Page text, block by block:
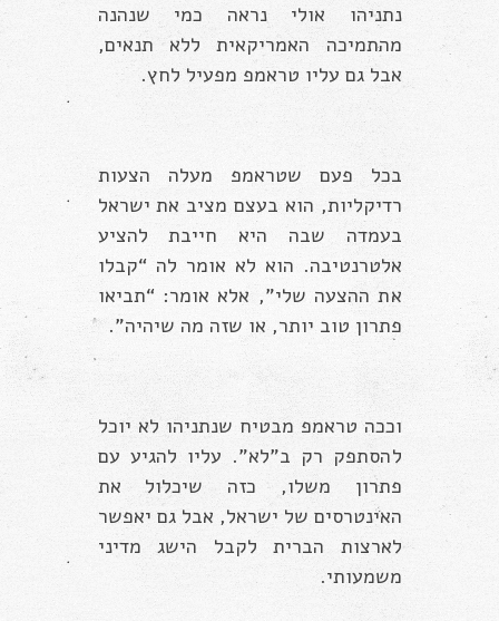
נתניהו אולי נראה כמי שנהנה
מהתמיכה האמריקאית ללא תנאים,
אבל גם עליו טראמפ מפעיל לחץ.
בכל פעם שטראמפ מעלה הצעות
רדיקליות, הוא בעצם מציב את ישראל
בעמדה שבה היא חייבת להציע
אלטרנטיבה. הוא לא אומר לה “קבלו
את ההצעה שלי”, אלא אומר: “תביאו
פתרון טוב יותר, או שזה מה שיהיה”.
וככה טראמפ מבטיח שנתניהו לא יוכל
להסתפק רק ב”לא”. עליו להגיע עם
פתרון משלו, כזה שיכלול את
האינטרסים של ישראל, אבל גם יאפשר
לארצות הברית לקבל הישג מדיני
משמעותי.